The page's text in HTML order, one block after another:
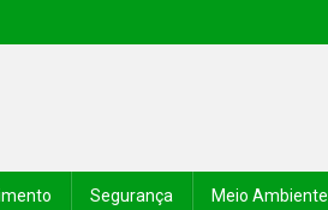
Segurança Meio Ambiente